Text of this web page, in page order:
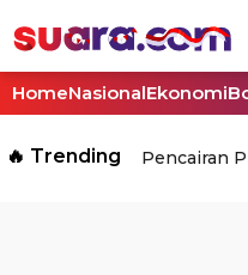
HomeNasionalEkonomi
🔥 Trending Pencairan